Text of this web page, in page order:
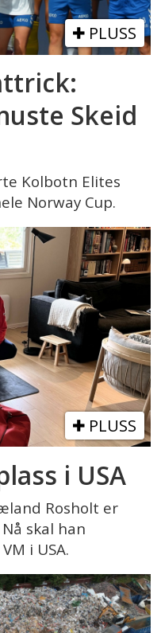
PLUSS
Skeid
Kolbotn Elites
Norway Cup.
PLUSS
i USA
Rosholt er
skal han
i USA.